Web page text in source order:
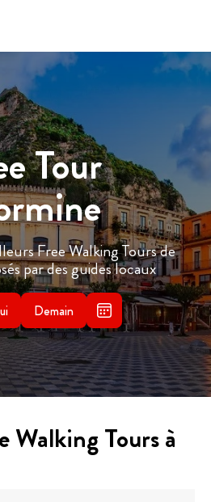
Tour
Free Walking Tours de
par des guides locaux
Demain
Walking Tours à